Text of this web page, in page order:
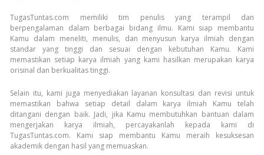
TugasTuntas.com memiliki tim penulis yang terampil dan
berpengalaman dalam berbagai bidang ilmu. Kami siap membantu
Kamu dalam meneliti, menulis, dan menyusun karya ilmiah dengan
standar yang tinggi dan sesuai dengan kebutuhan Kamu. Kami
memastikan setiap karya ilmiah yang kami hasilkan merupakan karya
orisinal dan berkualitas tinggi.
Selain itu, kami juga menyediakan layanan konsultasi dan revisi untuk
memastikan bahwa setiap detail dalam karya ilmiah Kamu telah
ditangani dengan baik. Jadi, jika Kamu membutuhkan bantuan dalam
mengerjakan karya ilmiah, percayakanlah kepada kami di
TugasTuntas.com. Kami siap membantu Kamu meraih kesuksesan
akademik dengan hasil yang memuaskan.